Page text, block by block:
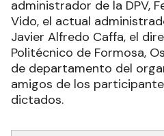
administrador de la DPV,
Vido, el actual
Javier Alfredo Caffa, el
Politécnico de Formosa,
de departamento del
amigos de los
dictados.